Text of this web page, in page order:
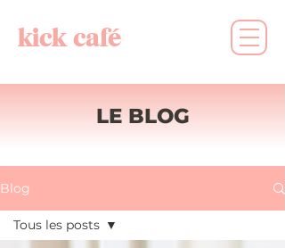
kick café
LE BLOG
Blog
Tous les posts